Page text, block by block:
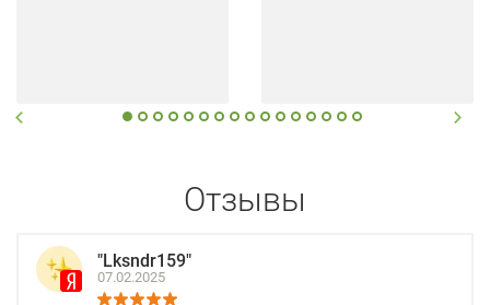
Отзывы
"Lksndr159"
07.02.2025